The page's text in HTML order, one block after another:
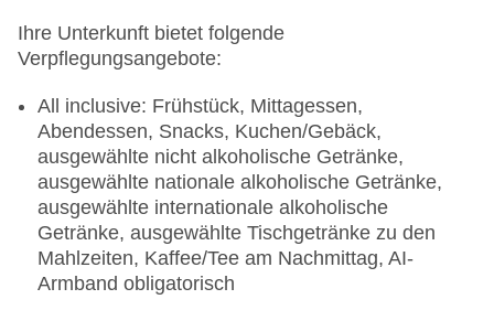
Ihre Unterkunft bietet folgende
Verpflegungsangebote:
All inclusive: Frühstück, Mittagessen,
Abendessen, Snacks, Kuchen/Gebäck,
ausgewählte nicht alkoholische Getränke,
ausgewählte nationale alkoholische Getränke,
ausgewählte internationale alkoholische
Getränke, ausgewählte Tischgetränke zu den
Mahlzeiten, Kaffee/Tee am Nachmittag, AI-
Armband obligatorisch